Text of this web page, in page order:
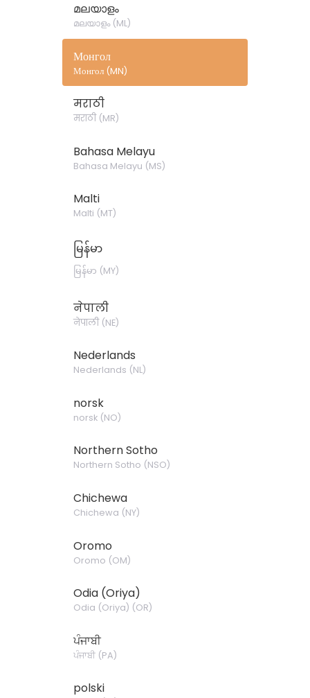
മലയാളം
മലയാളം(ML)
Монгол
Монгол(MN)
मराठी
मराठी(MR)
Bahasa Melayu
Bahasa Melayu (MS)
Malti
Malti (MT)
မြန်မာ
မြန်မာ (MY)
नेपाली
नेपाली(NE)
Nederlands
Nederlands (NL)
norsk
norsk(NO)
Northern Sotho
Northern Sotho (NSO)
Chichewa
Chichewa (NY)
Oromo
Oromo (OM)
Odia (Oriya)
Odia (Oriya) (OR)
ਪੰਜਾਬੀ
ਪੰਜਾਬੀ(PA)
polski